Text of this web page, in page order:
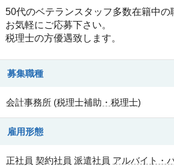
50代のベテランスタッフ多数在籍中の
お気軽にご応募下さい。
税理士の方優遇致します。
募集職種
会計事務所 (税理士補助・税理士)
雇用形態
正社員 契約社員 派遣社員 アルバイト・